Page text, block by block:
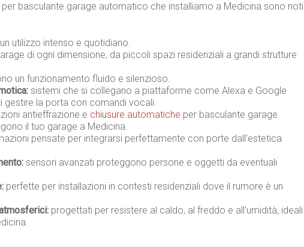
basculante garage automatico che installiamo a Medicina sono noti
utilizzo intenso e quotidiano.
di ogni dimensione, da piccoli spazi residenziali a grandi strutture
un funzionamento fluido e silenzioso.
sistemi che si collegano a piattaforme come Alexa e Google
gestire la porta con comandi vocali.
antieffrazione e chiusure automatiche per basculante garage
il tuo garage a Medicina.
pensate per integrarsi perfettamente con porte dall’estetica
sensori avanzati proteggono persone e oggetti da eventuali
perfette per installazioni in contesti residenziali dove il rumore è un
progettati per resistere al caldo, al freddo e all’umidità, ideali